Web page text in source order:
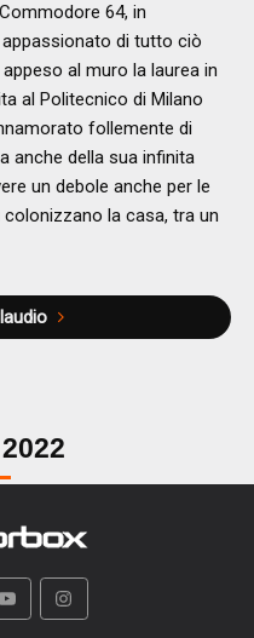
64, in
di tutto ciò
al muro la laurea in
al Politecnico di Milano
follemente di
anche della sua infinita
un debole anche per le
colonizzano la casa, tra un